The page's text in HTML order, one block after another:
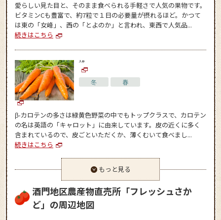
愛らしい見た目と、そのまま食べられる手軽さで人気の果物です。
ビタミンCも豊富で、約7粒で１日の必要量が摂れるほど。かつて
は東の「女峰」、西の「とよのか」と言われ、東西で人気品...
続きはこちら
人参
冬 春
β-カロテンの多さは緑黄色野菜の中でもトップクラスで、カロテン
の名は英語の「キャロット」に由来しています。皮の近くに多く
含まれているので、皮ごといただくか、薄くむいて食べまし...
続きはこちら
もっと見る
酒門地区農産物直売所「フレッシュさか
ど」の周辺地図